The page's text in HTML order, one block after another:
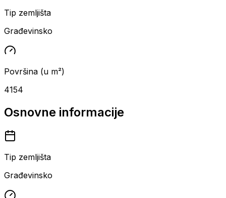
Tip zemljišta
Građevinsko
Površina (u m²)
4154
Osnovne informacije
Tip zemljišta
Građevinsko